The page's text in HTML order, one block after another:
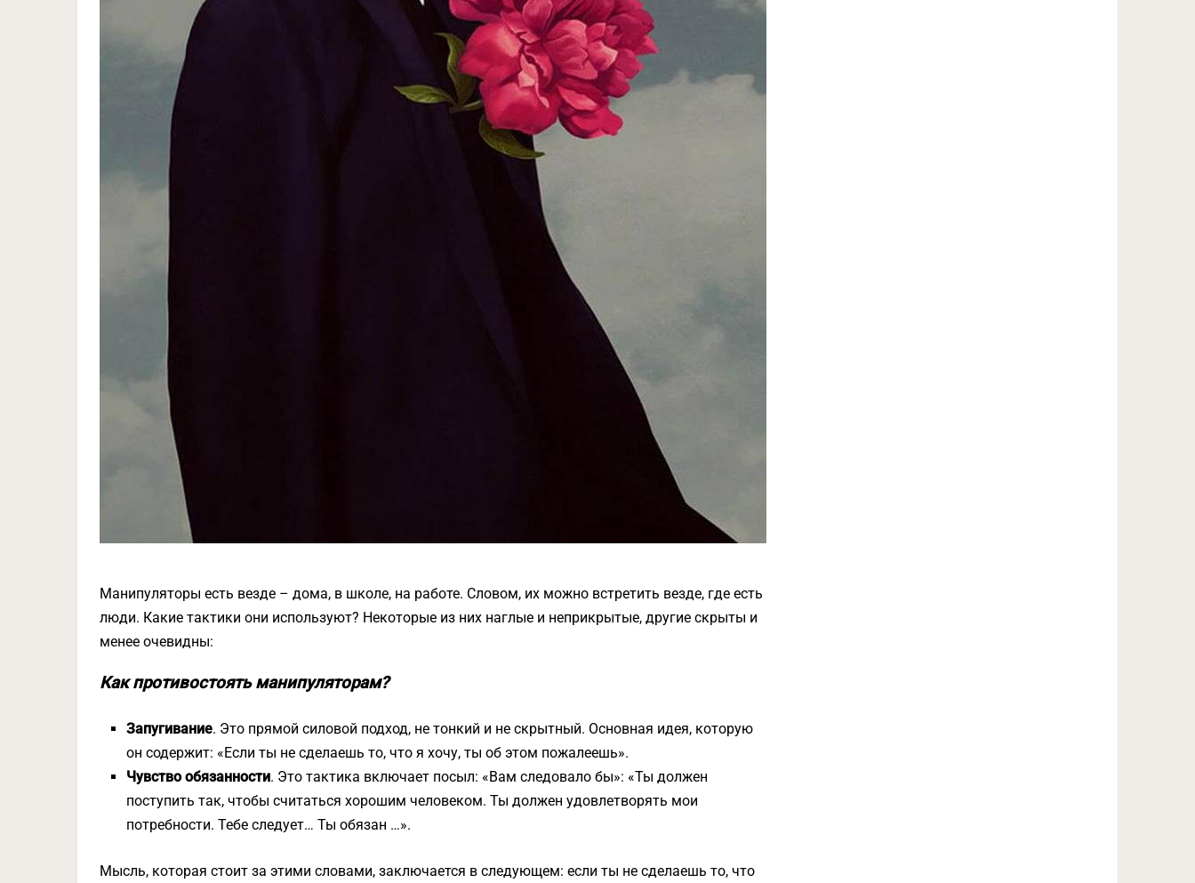
Манипуляторы есть везде – дома, в школе, на работе. Словом, их можно встретить везде, где есть
люди. Какие тактики они используют? Некоторые из них наглые и неприкрытые, другие скрыты и
менее очевидны:
Как противостоять манипуляторам?
Запугивание. Это прямой силовой подход, не тонкий и не скрытный. Основная идея, которую
он содержит: «Если ты не сделаешь то, что я хочу, ты об этом пожалеешь».
Чувство обязанности. Это тактика включает посыл: «Вам следовало бы»: «Ты должен
поступить так, чтобы считаться хорошим человеком. Ты должен удовлетворять мои
потребности. Тебе следует… Ты обязан …».
Мысль, которая стоит за этими словами, заключается в следующем: если ты не сделаешь то, что